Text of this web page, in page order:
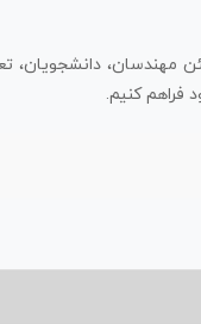
مهندسان، دانشجویان،
فراهم کنیم.